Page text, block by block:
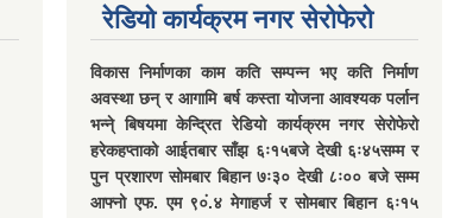
रेडियो कार्यक्रम नगर सेरोफेरो
विकास निर्माणका काम कति सम्पन्न भए कति निर्माण
अवस्था छन् र आगामि बर्ष कस्ता योजना आवश्यक पर्लान
भन्ने् बिषयमा केन्द्रित रेडियो कार्यक्रम नगर सेरोफेरो
हरेकहप्ताको आईतबार साँझ ६ः१५बजे देखी ६ः४५सम्म र
पुन प्रशारण सोमबार बिहान ७ः३० देखी ८ः०० बजे सम्म
आफ्नो एफ. एम ९०ं.४ मेगाहर्ज र सोमबार बिहान ६ः१५